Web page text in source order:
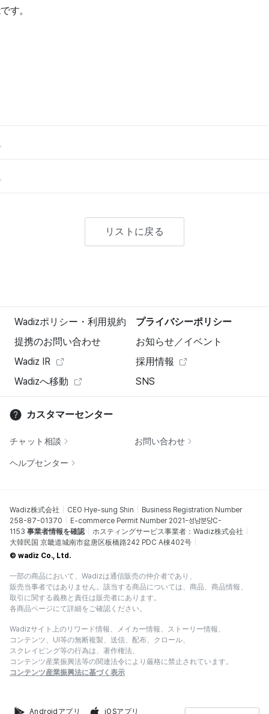
す。
リストに戻る
Wadizポリシー・利用規約
プライバシーポリシー
提携のお問い合わせ
お知らせ／イベント
Wadiz IR
採用情報
Wadizへ移動
SNS
カスタマーセンター
チャット相談 お問い合わせ
ヘルプセンター
Wadiz株式会社 CEO Hye-sung Shin
Business Registration Number
258-87-01370
E-commerce Permit Number 2021-성남분당C-
1153 事業者情報を確認
ホスティングサービス事業者：Wadiz株式会社
大韓民国 京畿道城南市盆唐区板橋路242 PDC A棟402号
© wadiz Co., Ltd.
一部の商品において、Wadizは通信販売の仲介者であり、
販売当事者ではありません。該当する商品については、商品、商品情報、
取引に関する義務と責任は販売者にあります。
各商品ページにて詳細をご確認ください。
Wadizサイト上のリワード情報、メイカー情報、ストーリー情報、
コンテンツ、UI等の無断複製、送信、配布、クロール、
スクレイピング等の行為は、著作権法、
コンテンツ産業振興法等の関連法令により厳格に禁止されています。
コンテンツ産業振興法に基づく表示
Androidアプリ iOSアプリ